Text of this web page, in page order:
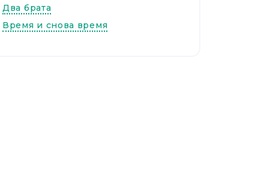
Два брата
Время и снова время